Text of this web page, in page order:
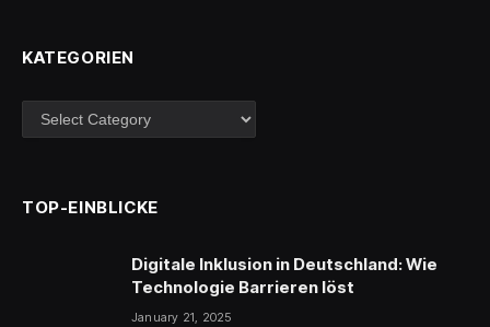
KATEGORIEN
Kategorien
TOP-EINBLICKE
Digitale Inklusion in Deutschland: Wie
Technologie Barrieren löst
January 21, 2025